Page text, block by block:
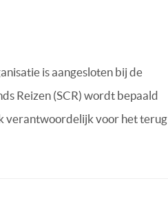
is aangesloten bij de
Reizen (SCR) wordt bepaald
verantwoordelijk voor het terug